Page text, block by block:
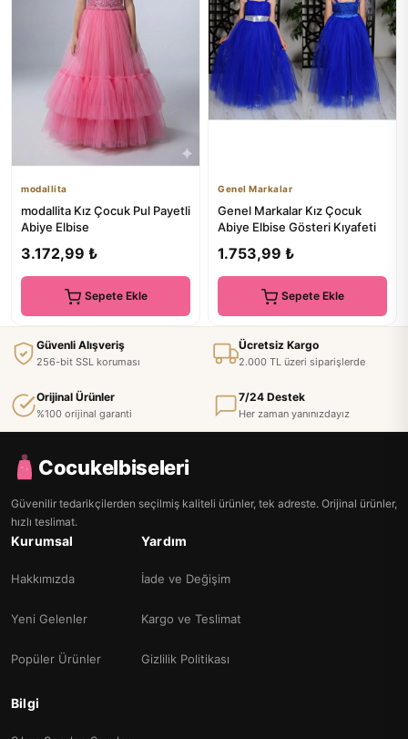
modallita
modallita Kız Çocuk Pul Payetli
Abiye Elbise
3.172,99 ₺
Sepete Ekle
Genel Markalar
Genel Markalar Kız Çocuk
Abiye Elbise Gösteri Kıyafeti
1.753,99 ₺
Sepete Ekle
Güvenli Alışveriş
256-bit SSL koruması
Ücretsiz Kargo
2.000 TL üzeri siparişlerde
Orijinal Ürünler
%100 orijinal garanti
7/24 Destek
Her zaman yanınızdayız
Cocukelbiseleri
Güvenilir tedarikçilerden seçilmiş kaliteli ürünler, tek adreste. Orijinal ürünler,
hızlı teslimat.
Kurumsal
Hakkımızda
Yeni Gelenler
Popüler Ürünler
Yardım
İade ve Değişim
Kargo ve Teslimat
Gizlilik Politikası
Bilgi